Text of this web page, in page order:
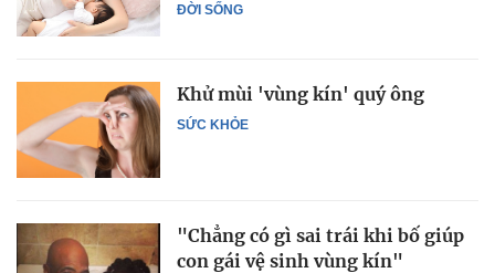
ĐỜI SỐNG
SỨC KHỎE
Khử mùi 'vùng kín' quý ông
"Chẳng có gì sai trái khi bố giúp
con gái vệ sinh vùng kín"